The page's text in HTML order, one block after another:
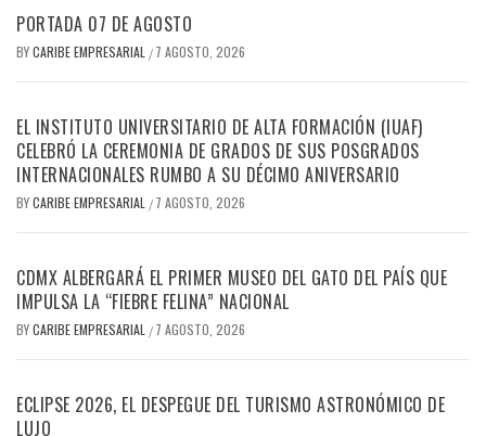
PORTADA 07 DE AGOSTO
BYCARIBE EMPRESARIAL / 7 AGOSTO, 2026
EL INSTITUTO UNIVERSITARIO DE ALTA FORMACIÓN (IUAF)
CELEBRÓ LA CEREMONIA DE GRADOS DE SUS POSGRADOS
INTERNACIONALES RUMBO A SU DÉCIMO ANIVERSARIO
BYCARIBE EMPRESARIAL / 7 AGOSTO, 2026
CDMX ALBERGARÁ EL PRIMER MUSEO DEL GATO DEL PAÍS QUE
IMPULSA LA “FIEBRE FELINA” NACIONAL
BYCARIBE EMPRESARIAL / 7 AGOSTO, 2026
ECLIPSE 2026, EL DESPEGUE DEL TURISMO ASTRONÓMICO DE
LUJO